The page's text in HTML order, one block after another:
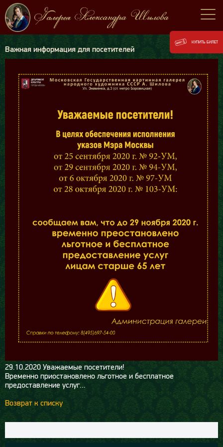
Важная информация для посетителей
29.10.2020 Уважаемые посетители!
Временно приостановлено льготное и бесплатное
предоставление услуг...
Возврат к списку
КУПИТЬ БИЛЕТ